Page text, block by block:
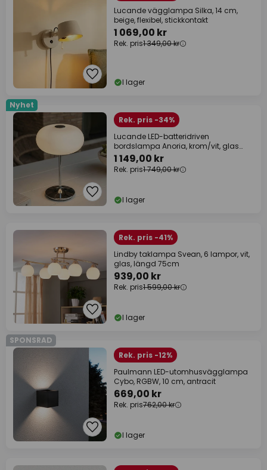
Lucande vägglampa Silka, 14 cm,
beige, flexibel, stickkontakt
1 069,00 kr
Rek. pris1 349,00 kr
I lager
Nyhet
Rek. pris -34%
Lucande LED-batteridriven
bordslampa Anoria, krom/vit, glas
IP44 USB
1 149,00 kr
Rek. pris1 749,00 kr
I lager
Rek. pris -41%
Lindby taklampa Svean, 6 lampor, vit,
glas, längd 75cm
939,00 kr
Rek. pris1 599,00 kr
I lager
SPONSRAD
Rek. pris -12%
Paulmann LED-utomhusvägglampa
Cybo, RGBW, 10 cm, antracit
669,00 kr
Rek. pris762,00 kr
I lager